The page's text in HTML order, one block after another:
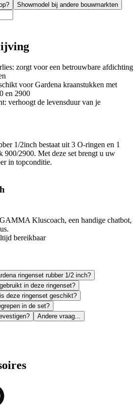
Showmodel bij andere bouwmarkten
zorgt voor een betrouwbare afdichting
voor Gardena kraanstukken met
en 2900
verhoogt de levensduur van je
1/2inch bestaat uit 3 O-ringen en 1
900/2900. Met deze set brengt u uw
in topconditie.
Kluscoach, een handige chatbot,
bereikbaar
ringenset rubber 1/2 inch?
in deze ringenset?
deze ringenset geschikt?
in de set?
Andere vraag...